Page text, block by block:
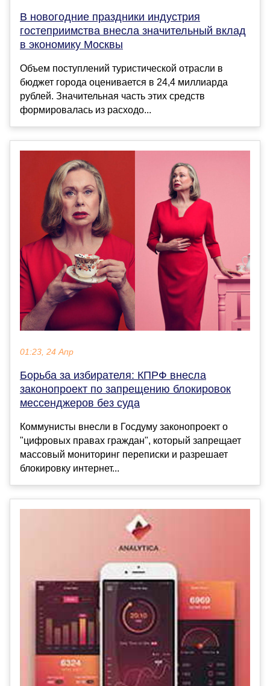
В новогодние праздники индустрия
гостеприимства внесла значительный вклад
в экономику Москвы
Объем поступлений туристической отрасли в
бюджет города оценивается в 24,4 миллиарда
рублей. Значительная часть этих средств
формировалась из расходо...
01:23, 24 Апр
Борьба за избирателя: КПРФ внесла
законопроект по запрещению блокировок
мессенджеров без суда
Коммунисты внесли в Госдуму законопроект о
"цифровых правах граждан", который запрещает
массовый мониторинг переписки и разрешает
блокировку интернет...